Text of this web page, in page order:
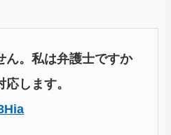
ん。私は弁護士ですか
します。